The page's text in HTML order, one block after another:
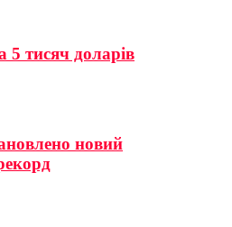
тисяч доларів
новий